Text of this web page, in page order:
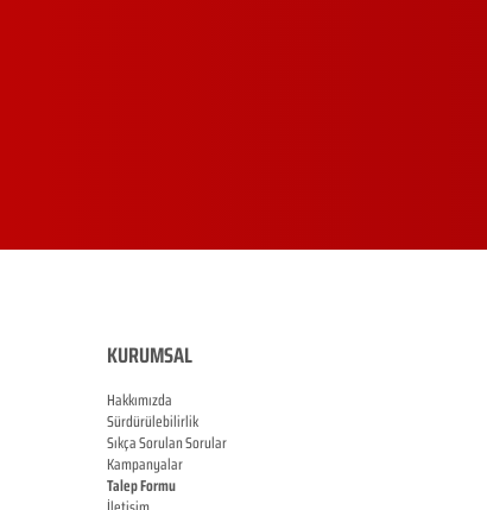
KURUMSAL
Hakkımızda
Sürdürülebilirlik
Sıkça Sorulan Sorular
Kampanyalar
Talep Formu